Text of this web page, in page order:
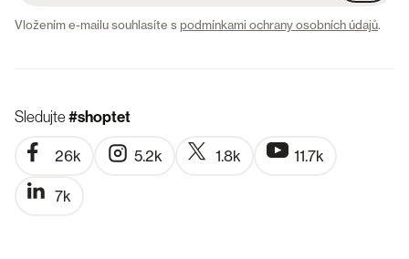
Vložením e-mailu souhlasíte spodmínkami ochrany osobních údajů.
Sledujte#shoptet
26k 5.2k 1.8k 11.7k
7k